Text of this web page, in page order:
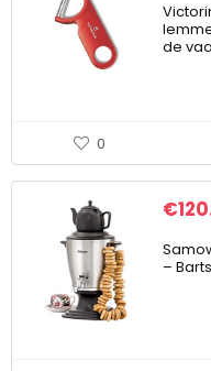
de
0
€
–